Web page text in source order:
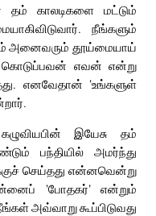
தம் காலடிகளை மட்டும்
நீங்களும்
அனைவரும் தூய்மையாய்
கொடுப்பவன் எவன் என்று
எனவேதான் ‘உங்களுள்
இயேசு தம்
பந்தியில் அமர்ந்து
செய்தது என்னவென்று
‘போதகர்’ என்றும்
அவ்வாறு கூப்பிடுவது